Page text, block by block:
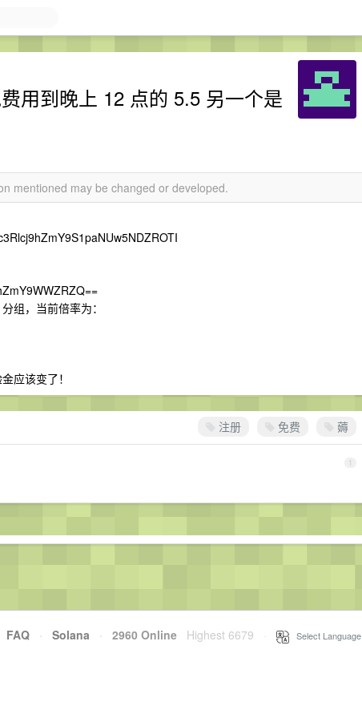
用到晚上 12 点的 5.5 另一个是
mentioned may be changed or developed.
组，当前倍率为：
应该变了！
注册 免费 薅
1
FAQ · Solana · 2960 Online Highest 6679 Select Language